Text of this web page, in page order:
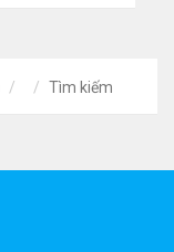
Tìm kiếm